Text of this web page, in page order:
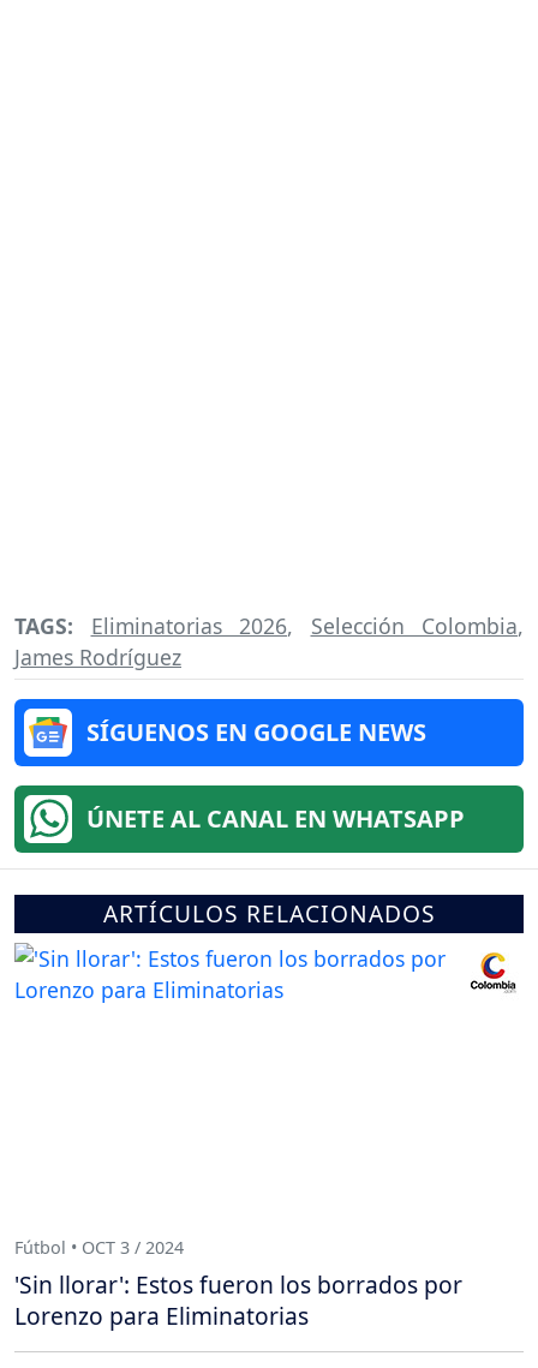
TAGS: Eliminatorias 2026, Selección Colombia,
James Rodríguez
SÍGUENOS EN GOOGLE NEWS
ÚNETE AL CANAL EN WHATSAPP
ARTÍCULOS RELACIONADOS
Fútbol • OCT 3 / 2024
'Sin llorar': Estos fueron los borrados por
Lorenzo para Eliminatorias